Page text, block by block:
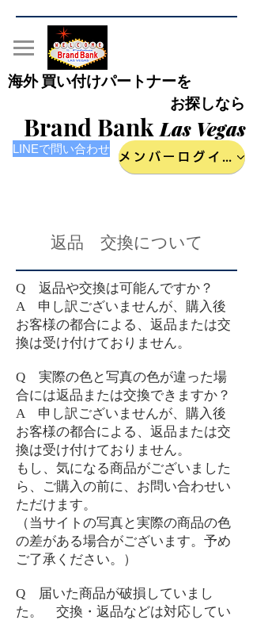
Brand BankLas Vegas
海外 買い付けパートナーを
お探しなら
メンバーログイン
LINEで問い合わせ
​返品 交換について
Q 返品や交換は可能んですか？
A 申し訳ございませんが、購入後
お客様の都合による、返品または交
換は受け付けておりません。
Q 実際の色と写真の色が違った場
合には返品または交換できますか？
A 申し訳ございませんが、購入後
お客様の都合による、返品または交
換は受け付けておりません。
もし、気になる商品がございました
ら、ご購入の前に、お問い合わせい
ただけます。
（当サイトの写真と実際の商品の色
の差がある場合がございます。予め
ご了承ください。）
Q 届いた商品が破損していまし
た。 交換・返品などは対応してい